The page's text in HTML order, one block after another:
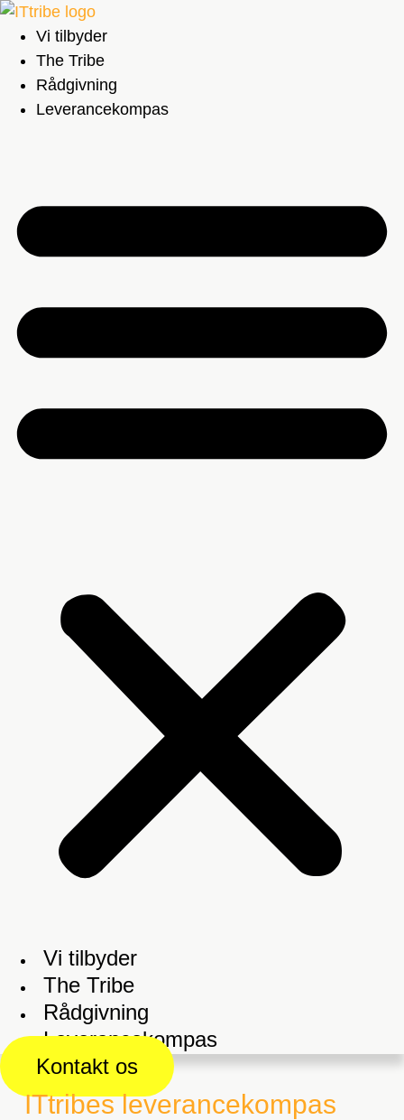
Videre
indhold
Vi tilbyder
The Tribe
Rådgivning
Leverancekompas
Vi tilbyder
The Tribe
Rådgivning
Leverancekompas
Kontakt os
ITtribes leverancekompas